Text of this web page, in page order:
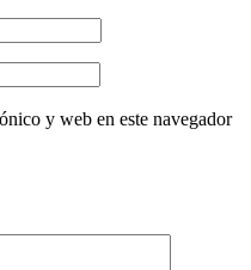
y web en este navegador